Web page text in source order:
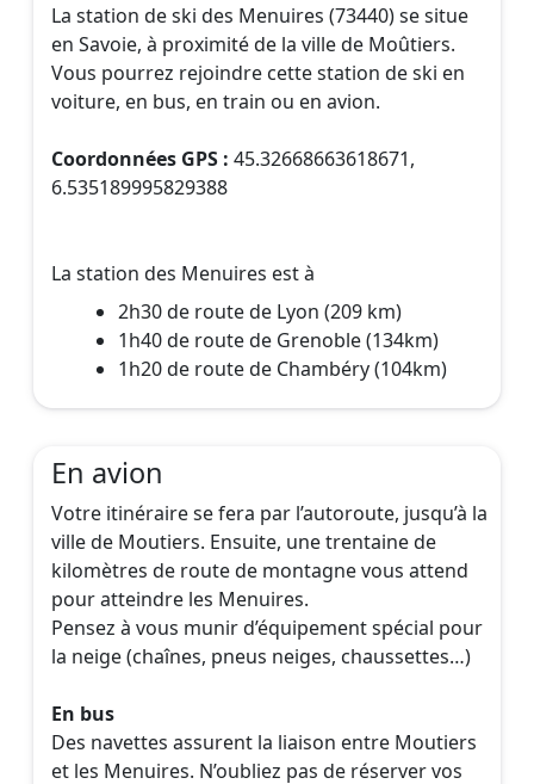
La station de ski des Menuires (73440) se situe
en Savoie, à proximité de la ville de Moûtiers.
Vous pourrez rejoindre cette station de ski en
voiture, en bus, en train ou en avion.
Coordonnées GPS : 45.32668663618671,
6.535189995829388
La station des Menuires est à
2h30 de route de Lyon (209 km)
1h40 de route de Grenoble (134km)
1h20 de route de Chambéry (104km)
En avion
Votre itinéraire se fera par l’autoroute, jusqu’à la
ville de Moutiers. Ensuite, une trentaine de
kilomètres de route de montagne vous attend
pour atteindre les Menuires.
Pensez à vous munir d’équipement spécial pour
la neige (chaînes, pneus neiges, chaussettes…)
En bus
Des navettes assurent la liaison entre Moutiers
et les Menuires. N’oubliez pas de réserver vos